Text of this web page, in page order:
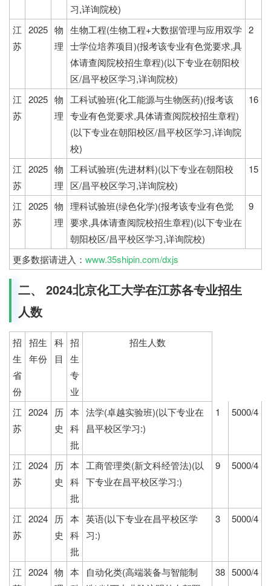
习,详询院校)
江
苏
2025 物
理
生物工程(生物工程+大数据管理与应用双学
士学位培养项目)(报考该专业有色觉要求,具
体请查阅院校招生章程)(以下专业在朝阳校
区/昌平校区学习,详询院校)
2
江
苏
2025 物
理
工科试验班(化工能源与生物医药)(报考该
专业有色觉要求,具体请查阅院校招生章程)
(以下专业在朝阳校区/昌平校区学习,详询院
校)
16
江
苏
2025 物
理
工科试验班(先进材料)(以下专业在朝阳校
区/昌平校区学习,详询院校)
15
江
苏
2025 物
理
理科试验班(绿色化学)(报考该专业有色觉
要求,具体请查阅院校招生章程)(以下专业在
朝阳校区/昌平校区学习,详询院校)
9
更多数据请进入： www.35shipin.com/dxjs
二、 2024北京化工大学在江苏各专业招生
人数
招
生
省
份
招生
年份
科
目
招
生
专
业
招生人数
江
苏
2024 历
史
本
科
批
法学(卓越实验班)(以下专业在
昌平校区学习:)
1 5000/4
江
苏
2024 历
史
本
科
批
工商管理类(新文科经管法)(以
下专业在昌平校区学习:)
9 5000/4
江
苏
2024 历
史
本
科
批
英语(以下专业在昌平校区学
习:)
3 5000/4
江 2024 物 本
自动化类(高端装备与智能制
38 5000/4